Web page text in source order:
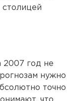
столицей
2007 год не
нужно
точно